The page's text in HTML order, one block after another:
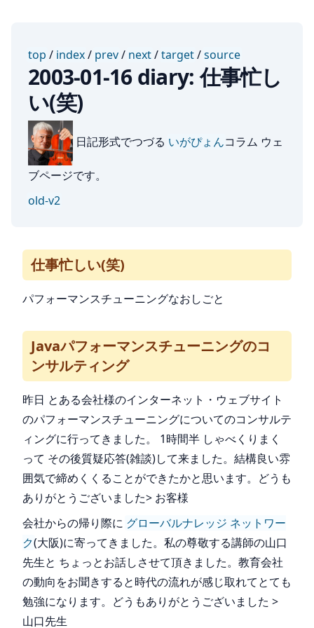
top / index/ prev/ next/target/source
2003-01-16 diary: 仕事忙し
い(笑)
日記形式でつづる いがぴょんコラム ウェ
ブページです。
old-v2
仕事忙しい(笑)
パフォーマンスチューニングなおしごと
Javaパフォーマンスチューニングのコ
ンサルティング
昨日 とある会社様のインターネット・ウェブサイト
のパフォーマンスチューニングについてのコンサルテ
ィングに行ってきました。 1時間半 しゃべくりまく
って その後質疑応答(雑談)して来ました。結構良い雰
囲気で締めくくることができたかと思います。どうも
ありがとうございました> お客様
会社からの帰り際に グローバルナレッジ ネットワー
ク(大阪)に寄ってきました。私の尊敬する講師の山口
先生と ちょっとお話しさせて頂きました。教育会社
の動向をお聞きすると時代の流れが感じ取れてとても
勉強になります。どうもありがとうございました >
山口先生